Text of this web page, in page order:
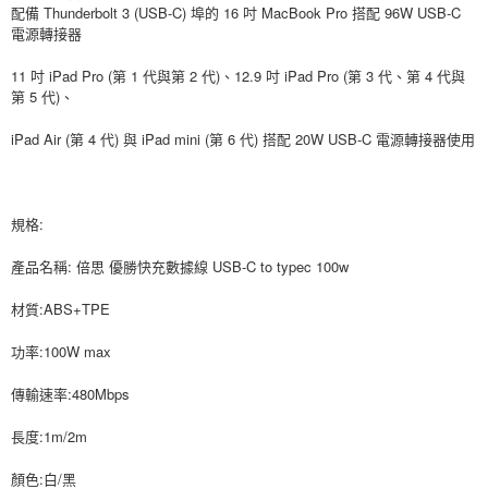
權轉讓予恩沛科技股份有限公司。
２．關於個人資料處理事宜，請瀏覽以下網址：
３．未成年的使用者請事先徵得法定代理人或監護人之同意方可使用
「AFTEE先享後付」，若未經同意申辦者引起之損失，本公司不負相關責
４．使用「AFTEE先享後付」時，將依據個別帳號之用戶狀況，依本公司即
恩沛科技股份有限公司將有權停止該用戶之使用額度並採取法律行動。
配備 Thunderbolt 3 (USB-C) 埠的 16 吋 MacBook Pro 搭配 96W USB-C
電源轉接器
11 吋 iPad Pro (第 1 代與第 2 代)、12.9 吋 iPad Pro (第 3 代、第 4 代與
第 5 代)、
iPad Air (第 4 代) 與 iPad mini (第 6 代) 搭配 20W USB-C 電源轉接器使用
規格:
產品名稱: 倍思 優勝快充數據線 USB-C to typec 100w
材質:ABS+TPE
功率:100W max
傳輸速率:480Mbps
長度:1m/2m
顏色:白/黑